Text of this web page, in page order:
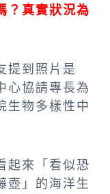
？真實狀況為
提到照片是
心協請專長為
生物多樣性中
起來「看似恐
壺」的海洋生